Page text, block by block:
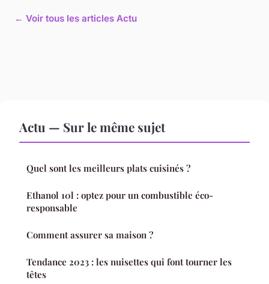
← Voir tous les articles Actu
Actu — Sur le même sujet
Quel sont les meilleurs plats cuisinés ?
Ethanol 10l : optez pour un combustible éco-
responsable
Comment assurer sa maison ?
Tendance 2023 : les nuisettes qui font tourner les
têtes